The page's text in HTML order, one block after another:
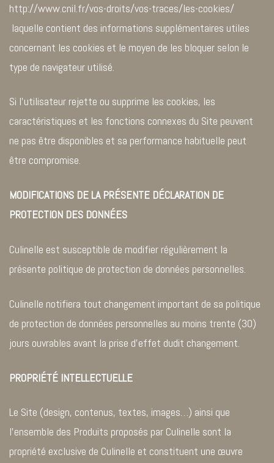
http://www.cnil.fr/vos-droits/vos-traces/les-cookies/
laquelle contient des informations supplémentaires utiles
concernant les cookies et le moyen de les bloquer selon le
type de navigateur utilisé.
Si l’utilisateur rejette ou supprime les cookies, les
caractéristiques et les fonctions connexes du Site peuvent
ne pas être disponibles et sa performance habituelle peut
être compromise.
MODIFICATIONS DE LA PRÉSENTE DÉCLARATION DE
PROTECTION DES DONNÉES
Culinelle est susceptible de modifier régulièrement la
présente politique de protection de données personnelles.
Culinelle notifiera tout changement important de sa politique
de protection de données personnelles au moins trente (30)
jours ouvrables avant la prise d’effet dudit changement.
PROPRIÉTÉ INTELLECTUELLE
Le Site (design, contenus, textes, images…) ainsi que
l’ensemble des Produits proposés par Culinelle sont la
propriété exclusive de Culinelle et constituent une œuvre